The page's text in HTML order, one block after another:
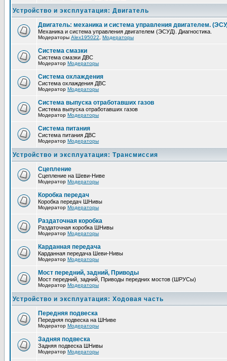
Устройство и эксплуатация: Двигатель
Двигатель: механика и система управления двигателем.
Механика и система управления двигателем (ЭСУД). Диагностика.
Модераторы Alex195022 Модераторы
Система смазки
Система смазки ДВС
Модератор Модераторы
Система охлаждения
Система охлаждения ДВС
Модератор Модераторы
Система выпуска отработавших газов
Система выпуска отработавших газов
Модератор Модераторы
Система питания
Система питания ДВС
Модератор Модераторы
Устройство и эксплуатация: Трансмиссия
Сцепление
Сцепление на Шеви-Ниве
Модератор Модераторы
Коробка передач
Коробка передач ШНивы
Модератор Модераторы
Раздаточная коробка
Раздаточная коробка ШНивы
Модератор Модераторы
Карданная передача
Карданная передача Шеви-Нивы
Модератор Модераторы
Мост передний, задний, Приводы
Мост передний, задний, Приводы передних мостов (ШРУСы)
Модератор Модераторы
Устройство и эксплуатация: Ходовая часть
Передняя подвеска
Передняя подвеска на ШНиве
Модератор Модераторы
Задняя подвеска
Задняя подвеска ШНивы
Модератор Модераторы